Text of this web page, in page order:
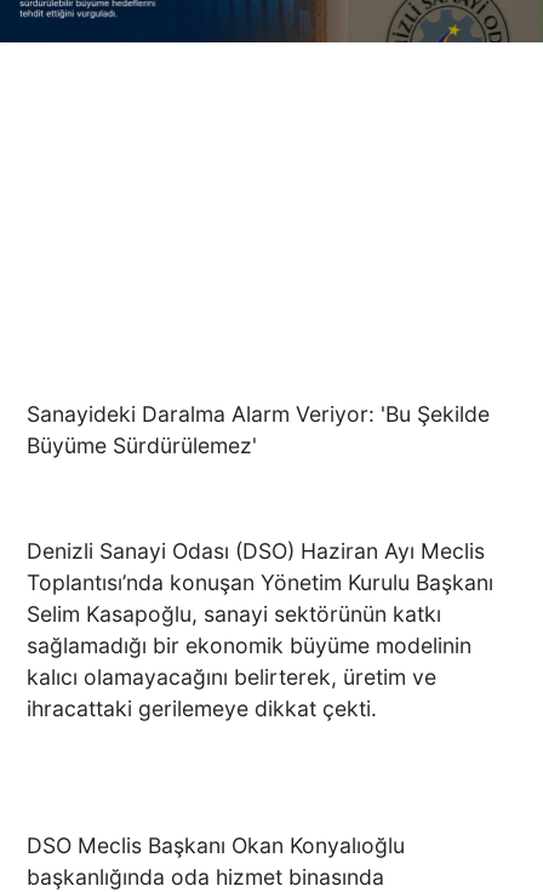
Sanayideki Daralma Alarm Veriyor: 'Bu Şekilde
Büyüme Sürdürülemez'
Denizli Sanayi Odası (DSO) Haziran Ayı Meclis
Toplantısı’nda konuşan Yönetim Kurulu Başkanı
Selim Kasapoğlu, sanayi sektörünün katkı
sağlamadığı bir ekonomik büyüme modelinin
kalıcı olamayacağını belirterek, üretim ve
ihracattaki gerilemeye dikkat çekti.
DSO Meclis Başkanı Okan Konyalıoğlu
başkanlığında oda hizmet binasında